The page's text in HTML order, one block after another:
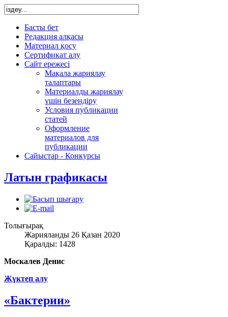
Басты бет
Редакция алқасы
Материал қосу
Сертификат алу
Сайт ережесі
Мақала жариялау
талаптары
Материалды жариялау
үшін безендіру
Условия публикации
статей
Оформление
материалов для
публикации
Сайыстар - Конкурсы
Латын графикасы
Толығырақ
Жарияланды 26 Қазан 2020
Қаралды: 1428
Москалев Денис
Жүктеп алу
«Бактерии»